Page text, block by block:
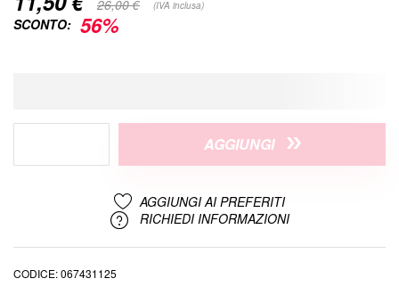
Price
26,00 € (IVA inclusa)
SCONTO: 56%
AGGIUNGI
AGGIUNGI AI PREFERITI
RICHIEDI INFORMAZIONI
CODICE 067431125